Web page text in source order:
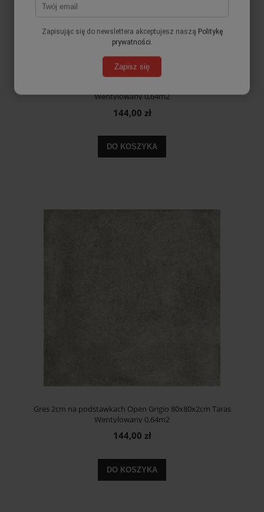
Wentylowany 0,64m2
144,00 zł
DO KOSZYKA
Gres 2cm na podstawkach Open Grigio 80x80x2cm Taras
Wentylowany 0,64m2
144,00 zł
DO KOSZYKA
Zapisując się do newslettera akceptujesz naszą Politykę
prywatności.
Zapisz się